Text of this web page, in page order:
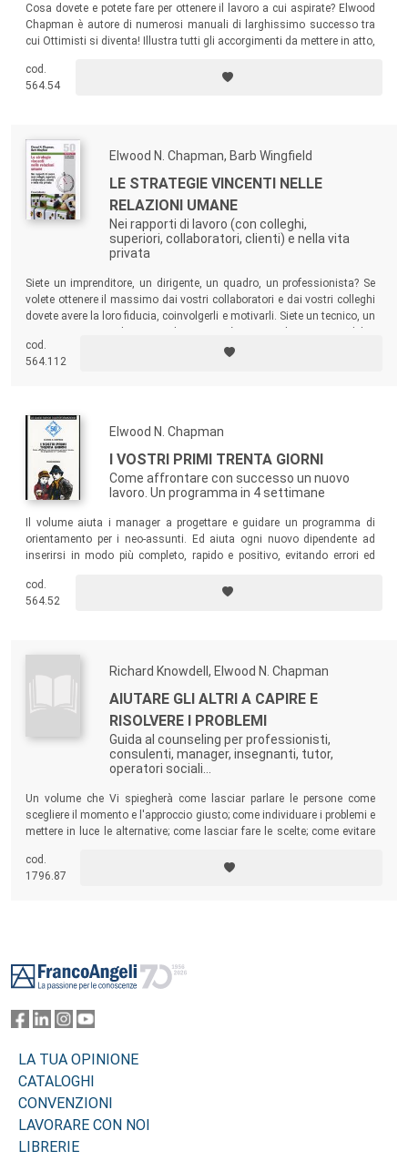
Cosa dovete e potete fare per ottenere il lavoro a cui aspirate? Elwood
Chapman è autore di numerosi manuali di larghissimo successo tra
cui Ottimisti si diventa! Illustra tutti gli accorgimenti da mettere in atto,
che desiderate in cui potrete realizzarvi.
cod.
564.54
Elwood N. Chapman, Barb Wingfield
LE STRATEGIE VINCENTI NELLE
RELAZIONI UMANE
Nei rapporti di lavoro (con colleghi,
superiori, collaboratori, clienti) e nella vita
privata
Siete un imprenditore, un dirigente, un quadro, un professionista? Se
volete ottenere il massimo dai vostri collaboratori e dai vostri colleghi
dovete avere la loro fiducia, coinvolgerli e motivarli. Siete un tecnico, un
buone relazioni con superiori e colleghi per affermarvi e fare carriera.
cod.
564.112
Elwood N. Chapman
I VOSTRI PRIMI TRENTA GIORNI
Come affrontare con successo un nuovo
lavoro. Un programma in 4 settimane
Il volume aiuta i manager a progettare e guidare un programma di
orientamento per i neo-assunti. Ed aiuta ogni nuovo dipendente ad
inserirsi in modo più completo, rapido e positivo, evitando errori ed
cod.
564.52
Richard Knowdell, Elwood N. Chapman
AIUTARE GLI ALTRI A CAPIRE E
RISOLVERE I PROBLEMI
Guida al counseling per professionisti,
consulenti, manager, insegnanti, tutor,
operatori sociali...
Un volume che Vi spiegherà come lasciar parlare le persone come
scegliere il momento e l'approccio giusto; come individuare i problemi e
mettere in luce le alternative; come lasciar fare le scelte; come evitare
molto altro ancora.
cod.
1796.87
LA TUA OPINIONE
CATALOGHI
CONVENZIONI
LAVORARE CON NOI
LIBRERIE